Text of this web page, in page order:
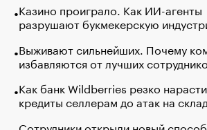
Казино проиграло. Как ИИ-агенты
разрушают букмекерскую
Выживают сильнейших. Почему
избавляются от лучших
Как банк Wildberries резко
кредиты селлерам до атак на